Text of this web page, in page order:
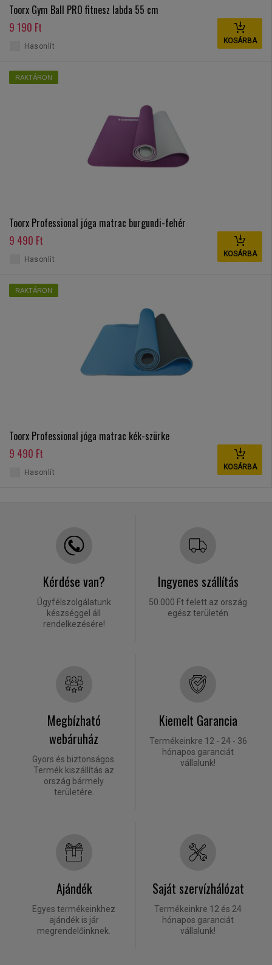
Toorx Gym Ball PRO fitnesz labda 55 cm
9 190 Ft
KOSÁRBA
Hasonlít
RAKTÁRON
Toorx Professional jóga matrac burgundi-fehér
9 490 Ft
KOSÁRBA
Hasonlít
RAKTÁRON
Toorx Professional jóga matrac kék-szürke
9 490 Ft
KOSÁRBA
Hasonlít
Kérdése van?
Ügyfélszolgálatunk
készséggel áll
rendelkezésére!
Ingyenes szállítás
50.000 Ft felett az ország
egész területén
Megbízható
webáruház
Gyors és biztonságos.
Termék kiszállítás az
ország bármely
területére.
Kiemelt Garancia
Termékeinkre 12 - 24 - 36
hónapos garanciát
vállalunk!
Ajándék
Egyes termékeinkhez
ajándék is jár
megrendelőinknek.
Saját szervízhálózat
Termékeinkre 12 és 24
hónapos garanciát
vállalunk!